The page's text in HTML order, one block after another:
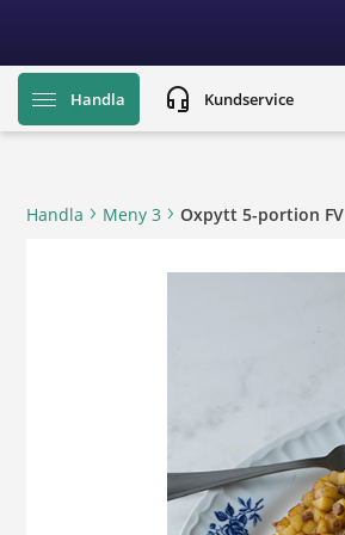
Handla headset_mic Kundservice
Handla Meny 3 Oxpytt 5-portion FV